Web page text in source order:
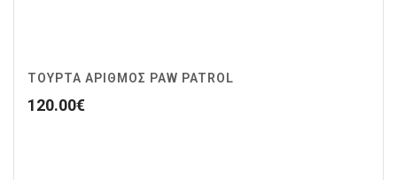
ΤΟΥΡΤΑ ΑΡΙΘΜΟΣ PAW PATROL
120.00€